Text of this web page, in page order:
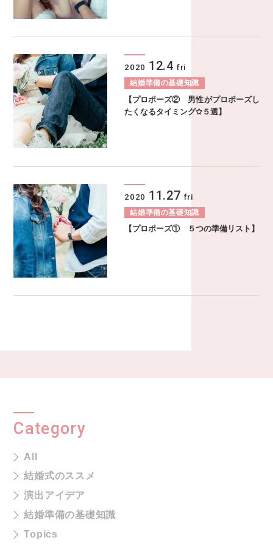
2020 12.4 fri
結婚準備の基礎知識
【プロポーズ② 男性がプロポーズし
たくなるタイミング✩５選】
2020 11.27 fri
結婚準備の基礎知識
【プロポーズ① ５つの準備リスト】
Category
All
結婚式のススメ
演出アイデア
結婚準備の基礎知識
Topics